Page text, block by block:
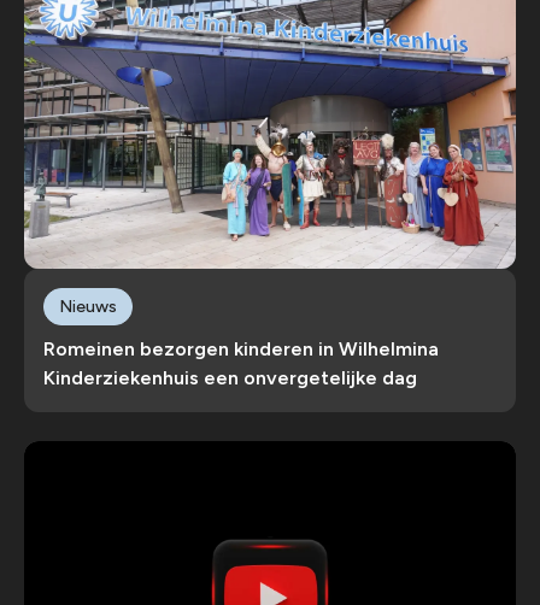
Romeinen bezorgen kinderen in Wilhelmina
Kinderziekenhuis een onvergetelijke dag
Nieuws